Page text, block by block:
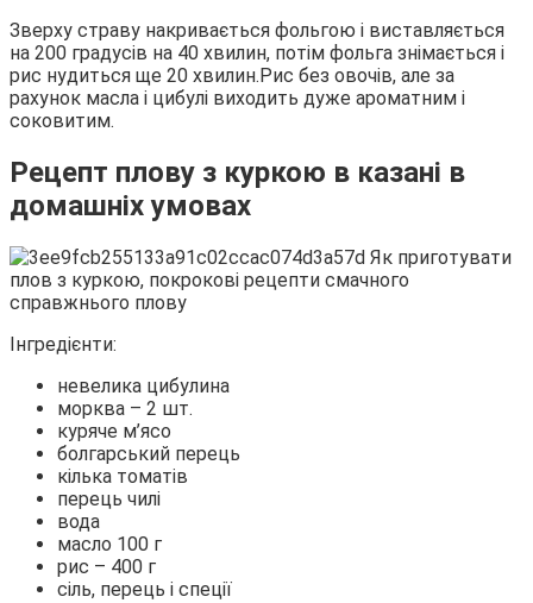
Зверху страву накривається фольгою і виставляється
на 200 градусів на 40 хвилин, потім фольга знімається і
рис нудиться ще 20 хвилин.Рис без овочів, але за
рахунок масла і цибулі виходить дуже ароматним і
соковитим.
Рецепт плову з куркою в казані в
домашніх умовах
Інгредієнти:
невелика цибулина
морква – 2 шт.
куряче м’ясо
болгарський перець
кілька томатів
перець чилі
вода
масло 100 г
рис – 400 г
сіль, перець і спеції